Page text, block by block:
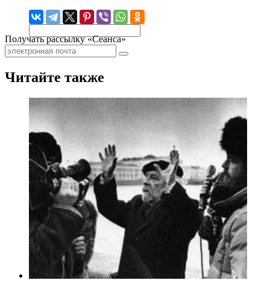
Получать рассылку «Сеанса»
Читайте также